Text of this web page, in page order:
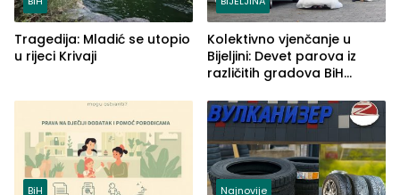
Tragedija: Mladić se utopio
u rijeci Krivaji
Kolektivno vjenčanje u
Bijeljini: Devet parova iz
različitih gradova BiH
BiH Najnovije